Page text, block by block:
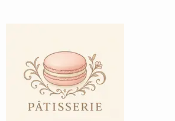
(Pressez
Entrée)